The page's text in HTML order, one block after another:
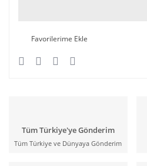
Tüm Türkiye'ye Gönderim
Tüm Türkiye ve Dünyaya Gönderim